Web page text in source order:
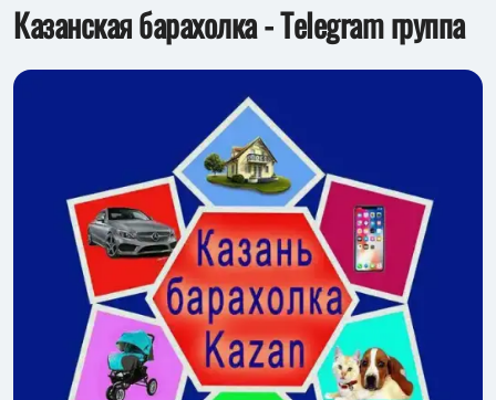
Казанская барахолка - Telegram группа